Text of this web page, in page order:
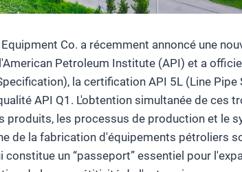
Co. a récemment annoncé une
Petroleum Institute (API) et a
la certification API 5L (Line
API Q1. L'obtention simultanée de ces
produits, les processus de production et le
de la fabrication d'équipements pétroliers
constitue un “passeport” essentiel pour